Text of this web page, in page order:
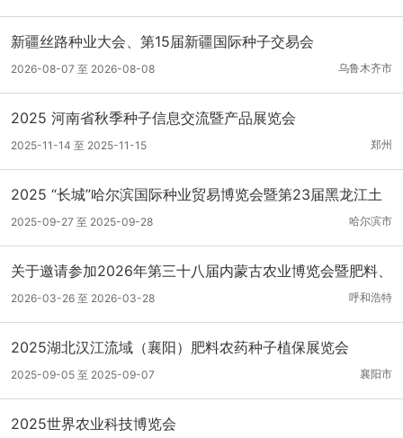
新疆丝路种业大会、第15届新疆国际种子交易会
乌鲁木齐市
2026-08-07 至 2026-08-08
2025 河南省秋季种子信息交流暨产品展览会
郑州
2025-11-14 至 2025-11-15
2025 “长城”哈尔滨国际种业贸易博览会暨第23届黑龙江土
壤肥料交易会/第29届黑龙江农资贸易洽谈会
哈尔滨市
2025-09-27 至 2025-09-28
关于邀请参加2026年第三十八届内蒙古农业博览会暨肥料、
种子、农药专项展示订货会的函
呼和浩特
2026-03-26 至 2026-03-28
2025湖北汉江流域（襄阳）肥料农药种子植保展览会
襄阳市
2025-09-05 至 2025-09-07
2025世界农业科技博览会